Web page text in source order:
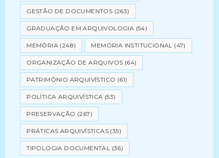
GESTÃO DE DOCUMENTOS (263)
GRADUAÇÃO EM ARQUIVOLOGIA (54)
MEMÓRIA (248) MEMÓRIA INSTITUCIONAL (47)
ORGANIZAÇÃO DE ARQUIVOS (64)
PATRIMÔNIO ARQUIVÍSTICO (61)
POLÍTICA ARQUIVÍSTICA (53)
PRESERVAÇÃO (267)
PRÁTICAS ARQUIVÍSTICAS (35)
TIPOLOGIA DOCUMENTAL (36)